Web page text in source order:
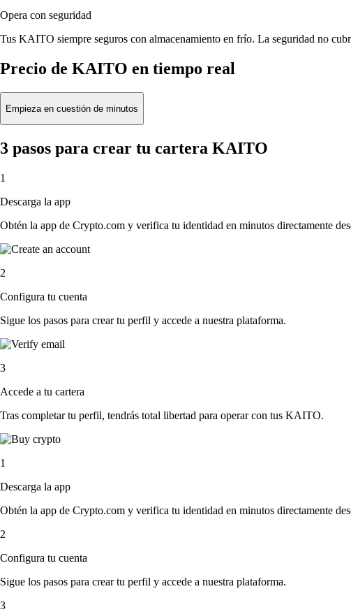
Opera con seguridad
Tus KAITO siempre seguros con almacenamiento en frío. La seguridad no
Precio de KAITO en tiempo real
Empieza en cuestión de minutos
3 pasos para crear tu cartera KAITO
1
Descarga la app
Obtén la app de Crypto.com y verifica tu identidad en minutos directamente
2
Configura tu cuenta
Sigue los pasos para crear tu perfil y accede a nuestra plataforma.
3
Accede a tu cartera
Tras completar tu perfil, tendrás total libertad para operar con tus KAITO.
1
Descarga la app
Obtén la app de Crypto.com y verifica tu identidad en minutos directamente
2
Configura tu cuenta
Sigue los pasos para crear tu perfil y accede a nuestra plataforma.
3